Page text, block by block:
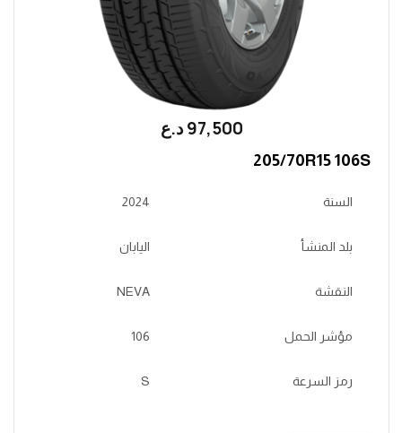
97,500 ؜د.؜ع
205/70R15 106S
السنة 2024
بلد المنشأ اليابان
النقشة NEVA
مؤشر الحمل 106
رمز السرعة S